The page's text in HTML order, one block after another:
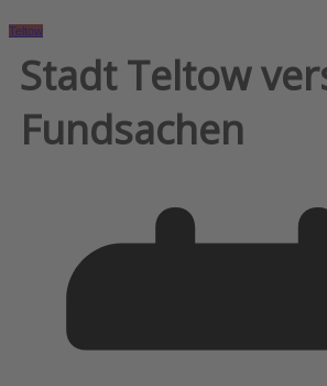
Teltow
Stadt Teltow
Fundsachen